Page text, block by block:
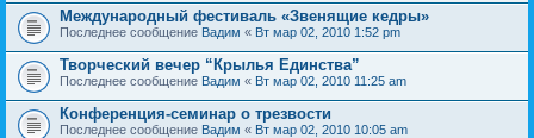
Международный фестиваль «Звенящие кедры»
Последнее сообщение Вадим « Вт мар 02, 2010 1:52 pm
Творческий вечер “Крылья Единства”
Последнее сообщение Вадим « Вт мар 02, 2010 11:25 am
Конференция-семинар о трезвости
Последнее сообщение Вадим « Вт мар 02, 2010 10:05 am